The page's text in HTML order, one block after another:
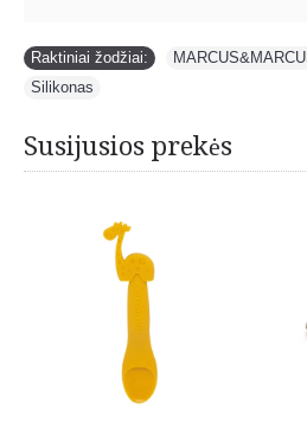
Raktiniai žodžiai:
Silikonas
Susijusios prekės